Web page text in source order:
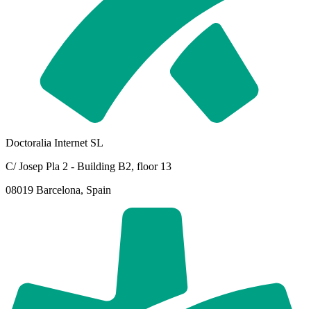
Doctoralia Internet SL
C/ Josep Pla 2 - Building B2, floor 13
08019 Barcelona, Spain